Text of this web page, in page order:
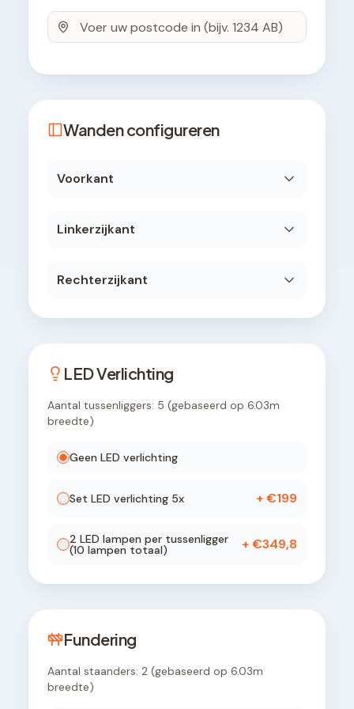
Wanden configureren
Voorkant
Linkerzijkant
Rechterzijkant
LED Verlichting
Aantal tussenliggers: 5 (gebaseerd op 6.03m
breedte)
Geen LED verlichting
Set LED verlichting 5x + €199
2 LED lampen per tussenligger
(10 lampen totaal) + €349,8
Fundering
Aantal staanders: 2 (gebaseerd op 6.03m
breedte)